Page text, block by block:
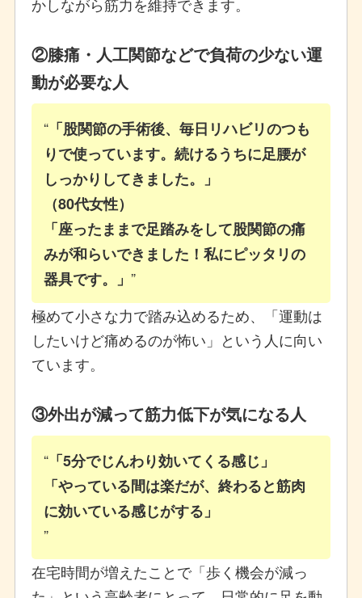
②膝痛・人工関節などで負荷の少ない運
動が必要な人
「股関節の手術後、毎日リハビリのつも
りで使っています。続けるうちに足腰が
しっかりしてきました。」
（80代女性）
「座ったままで足踏みをして股関節の痛
みが和らいできました！私にピッタリの
器具です。」
極めて小さな力で踏み込めるため、「運動は
したいけど痛めるのが怖い」という人に向い
ています。
③外出が減って筋力低下が気になる人
「5分でじんわり効いてくる感じ」
「やっている間は楽だが、終わると筋肉
に効いている感じがする」
在宅時間が増えたことで「歩く機会が減っ